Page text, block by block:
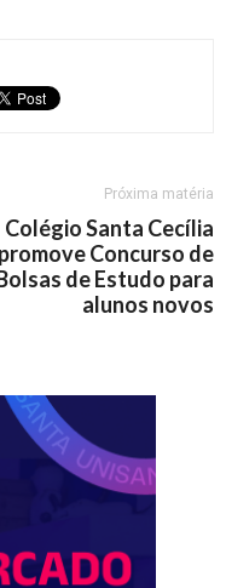
Próxima matéria
Colégio Santa Cecília
promove Concurso de
de Estudo para
alunos novos